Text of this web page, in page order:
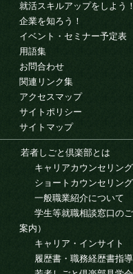
就活スキルアップをしよう！
企業を知ろう！
イベント・セミナー予定表
用語集
お問合わせ
関連リンク集
アクセスマップ
サイトポリシー
サイトマップ
若者しごと倶楽部とは
キャリアカウンセリン
ショートカウンセリン
一般職業紹介について
学生等就職相談窓口の
案内）
キャリア・インサイト
履歴書・職務経歴書指導